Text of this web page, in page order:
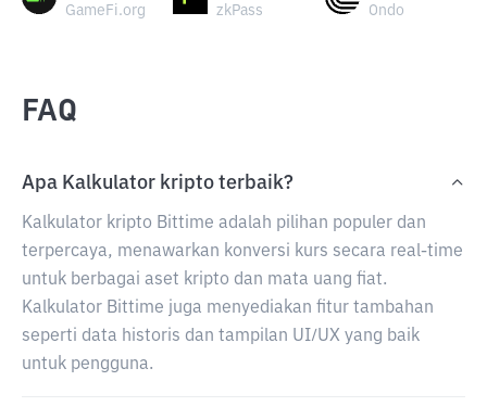
GameFi.org zkPass Ondo
FAQ
Apa Kalkulator kripto terbaik?
Kalkulator kripto Bittime adalah pilihan populer dan
terpercaya, menawarkan konversi kurs secara real-time
untuk berbagai aset kripto dan mata uang fiat.
Kalkulator Bittime juga menyediakan fitur tambahan
seperti data historis dan tampilan UI/UX yang baik
untuk pengguna.